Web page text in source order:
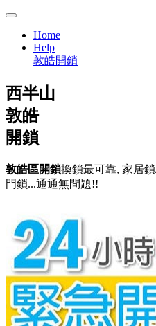
Home
Help
敦皓開鎖
西半山
敦皓
開鎖
敦皓區開鎖換鎖最可靠, 家居
門鎖...通通無問題!!